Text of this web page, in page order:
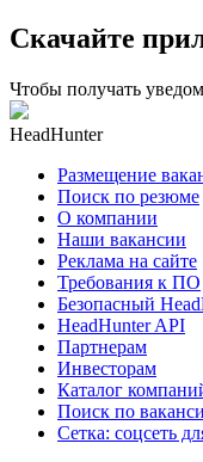
Скачайте
Чтобы получать
HeadHunter
Размещение
Поиск по резюме
О компании
Наши вакансии
Реклама на сайте
Требования к ПО
Безопасный
HeadHunter API
Партнерам
Инвесторам
Каталог
Поиск по
Сетка: соцсеть